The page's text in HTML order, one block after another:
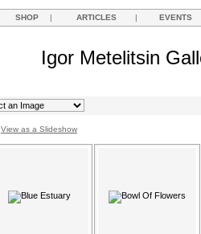
SHOP | ARTICLES | EVENTS
Igor Metelitsin
View as a Slideshow